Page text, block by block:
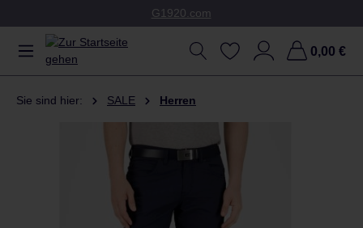
G1920.com
0,00 €
Sie sind hier: SALE Herren